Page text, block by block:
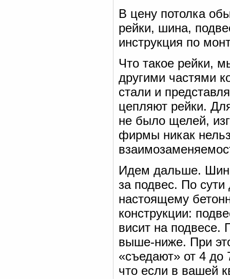
В цену потолка
рейки, шина,
инструкция по
Что такое рейки,
другими частями
стали и
цепляют рейки.
не было щелей,
фирмы никак
Идем дальше.
за подвес. По
настоящему
конструкции:
висит на подвесе.
выше-ниже. При
«съедают» от 4 до
что если в вашей